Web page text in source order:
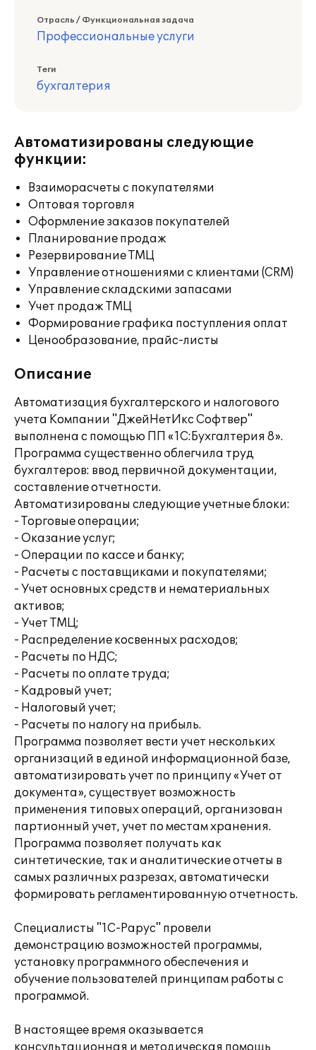
Отрасль / Функциональная задача
Профессиональные услуги
Теги
бухгалтерия
Автоматизированы следующие
функции:
Взаиморасчеты с покупателями
Оптовая торговля
Оформление заказов покупателей
Планирование продаж
Резервирование ТМЦ
Управление отношениями с клиентами (CRM)
Управление складскими запасами
Учет продаж ТМЦ
Формирование графика поступления оплат
Ценообразование, прайс-листы
Описание
Автоматизация бухгалтерского и налогового
учета Компании "ДжейНетИкс Софтвер"
выполнена с помощью ПП «1С:Бухгалтерия 8».
Программа существенно облегчила труд
бухгалтеров: ввод первичной документации,
составление отчетности.
Автоматизированы следующие учетные блоки:
- Торговые операции;
- Оказание услуг;
- Операции по кассе и банку;
- Расчеты с поставщиками и покупателями;
- Учет основных средств и нематериальных
активов;
- Учет ТМЦ;
- Распределение косвенных расходов;
- Расчеты по НДС;
- Расчеты по оплате труда;
- Кадровый учет;
- Налоговый учет;
- Расчеты по налогу на прибыль.
Программа позволяет вести учет нескольких
организаций в единой информационной базе,
автоматизировать учет по принципу «Учет от
документа», существует возможность
применения типовых операций, организован
партионный учет, учет по местам хранения.
Программа позволяет получать как
синтетические, так и аналитические отчеты в
самых различных разрезах, автоматически
формировать регламентированную отчетность.
Специалисты "1С-Рарус" провели
демонстрацию возможностей программы,
установку программного обеспечения и
обучение пользователей принципам работы с
программой.
В настоящее время оказывается
консультационная и методическая помощь